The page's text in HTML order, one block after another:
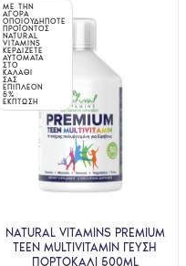
ΜΕ ΤΗΝ
ΑΓΟΡΑ
ΟΠΟΙΟΥΔΗΠΟΤΕ
ΠΡΟΪΟΝΤΟΣ
NATURAL
VITAMINS
ΚΕΡΔΙΖΕΤΕ
ΑΥΤΟΜΑΤΑ
ΣΤΟ
ΚΑΛΑΘΙ
ΣΑΣ
ΕΠΙΠΛΕΟΝ
5%
ΕΚΠΤΩΣΗ
NATURAL VITAMINS PREMIUM
TEEN MULTIVITAMIN ΓΕΥΣΗ
ΠΟΡΤΟΚΑΛΙ 500ML